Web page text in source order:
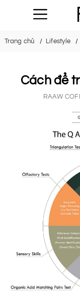
Trang chủ Lifestyle
Cách để
RAAW